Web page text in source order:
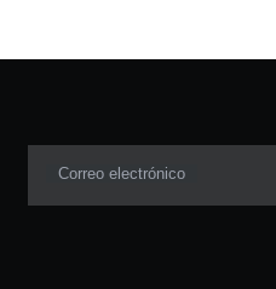
Correo electrónico